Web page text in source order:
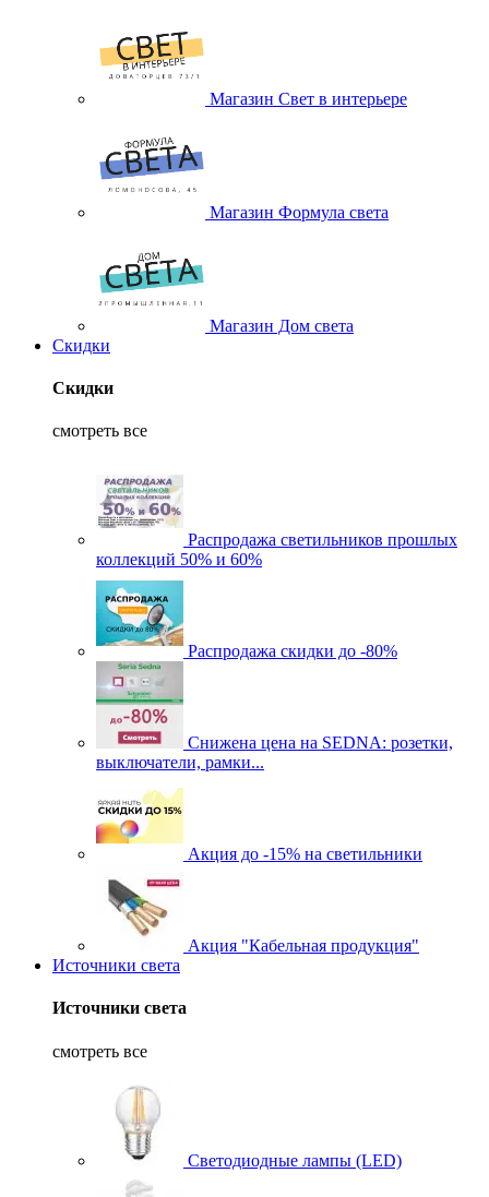
Магазин Свет в интерьере
Магазин Формула света
Магазин Дом света
Скидки
Скидки
смотреть все
Распродажа светильников прошлых
коллекций 50% и 60%
Распродажа скидки до -80%
Cнижена цена на SEDNA: розетки,
выключатели, рамки...
Акция до -15% на светильники
Акция "Кабельная продукция"
Источники света
Источники света
смотреть все
Светодиодные лампы (LED)